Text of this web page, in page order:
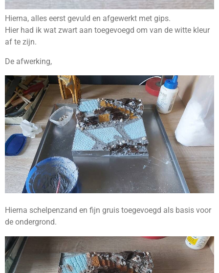
Hierna, alles eerst gevuld en afgewerkt met gips.
Hier had ik wat zwart aan toegevoegd om van de witte kleur
af te zijn.
De afwerking,
Hierna schelpenzand en fijn gruis toegevoegd als basis voor
de ondergrond.